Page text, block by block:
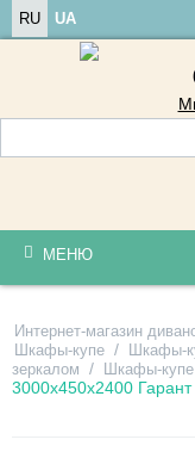
RU UA
МЕНЮ
Интернет-магазин
Шкафы-купе / Шкафы-
зеркалом / Шкафы-купе
3000х450х2400 Гарант